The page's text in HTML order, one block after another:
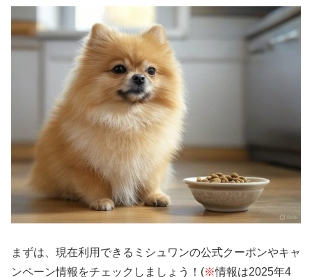
まずは、現在利用できるミシュワンの公式クーポンやキャ
ンペーン情報をチェックしましょう！(※情報は2025年4